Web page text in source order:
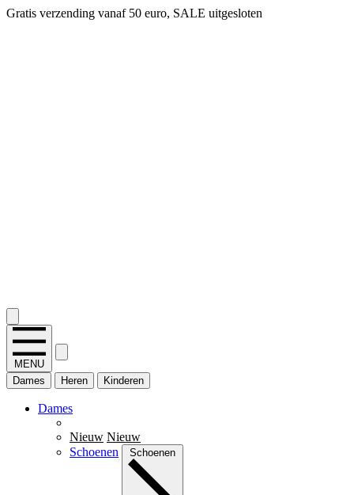
Gratis verzending vanaf 50 euro, SALE uitgesloten
MENU
Dames
Heren Kinderen
Dames
Nieuw Nieuw
Schoenen
Schoenen